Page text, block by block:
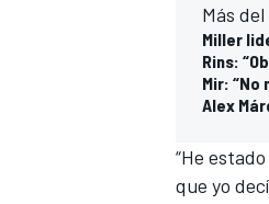
Más
Miller
Rins:
Mir:
Alex
“He
que yo